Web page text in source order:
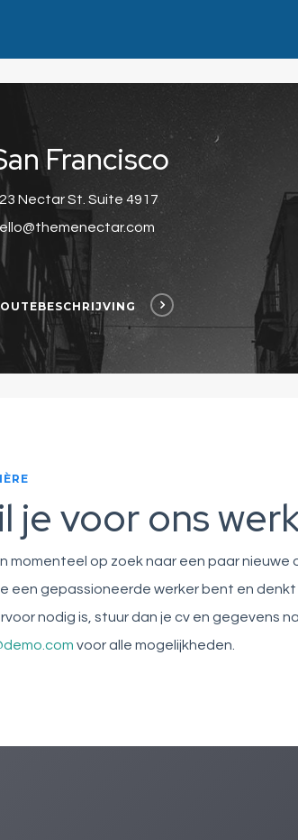
Francisco
Nectar St. Suite 4917
je voor ons
momenteel op zoek naar een paar nieuwe
een gepassioneerde werker bent en
nodig is, stuur dan je cv en gegevens
voor alle mogelijkheden.